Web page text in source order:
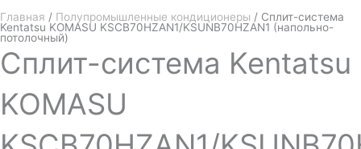
Главная / Полупромышленные кондиционеры / Сплит-система
Kentatsu KOMASU KSCB70HZAN1/KSUNB70HZAN1 (напольно-
потолочный)
Сплит-система Kentatsu
KOMASU